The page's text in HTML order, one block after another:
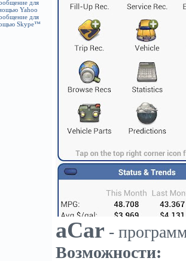
aCar -
Возможности: